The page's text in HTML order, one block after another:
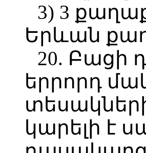
3) 3
Երևան
20. Բացի
երրորդ
կարելի է